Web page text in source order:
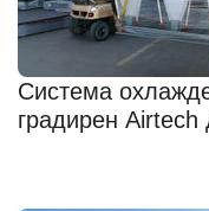
Система
градирен